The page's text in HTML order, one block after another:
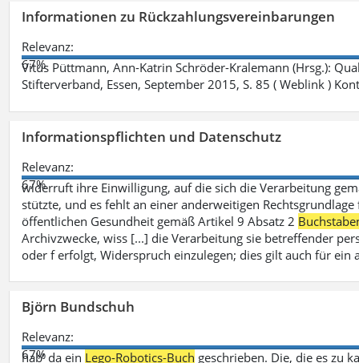
Informationen zu Rückzahlungsvereinbarungen
Relevanz:
67%
Vitus Püttmann, Ann-Katrin Schröder-Kralemann (Hrsg.):
Stifterverband, Essen, September 2015, S. 85 ( Weblink )
Informationspflichten und Datenschutz
Relevanz:
67%
widerruft ihre Einwilligung, auf die sich die Verarbeitung
stützte, und es fehlt an einer anderweitigen
öffentlichen Gesundheit gemäß Artikel 9 Absatz 2
Archivzwecke, wiss [...] die Verarbeitung sie betreffender
oder f erfolgt, Widerspruch einzulegen; dies gilt auch für ein
Björn Bundschuh
Relevanz:
67%
hab‘ da ein Lego-Robotics-Buch geschrieben. Die, die es zu